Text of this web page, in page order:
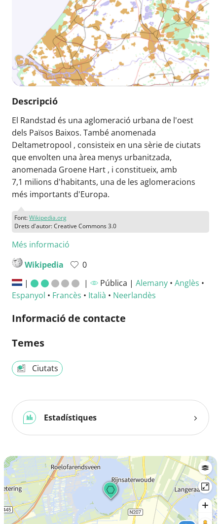
Descripció
El Randstad és una aglomeració urbana de l'oest
dels Països Baixos. També anomenada
Deltametropool , consisteix en una sèrie de ciutats
que envolten una àrea menys urbanitzada,
anomenada Groene Hart , i constitueix, amb
7,1 milions d'habitants, una de les aglomeracions
més importants d'Europa.
Font:Wikipedia.org
Drets d'autor: Creative Commons 3.0
Més informació
Wikipedia
0
|
| Pública | Alemany• Anglès •
Espanyol • Francès • Italià • Neerlandès
Informació de contacte
Temes
Ciutats
Estadístiques